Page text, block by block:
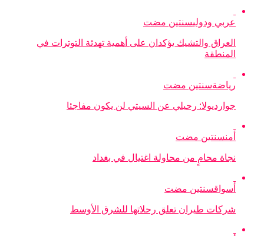
عربي ودوليسنتين مضت
العراق والتشيك يؤكدان على أهمية تهدئة التوترات في
المنطقة
رياضةسنتين مضت
جوارديولا: رحيلي عن السيتي لن يكون مفاجئا
أمنسنتين مضت
نجاة محامٍ من محاولة اغتيال في بغداد
أسواقسنتين مضت
شركات طيران تعلق رحلاتها للشرق الأوسط